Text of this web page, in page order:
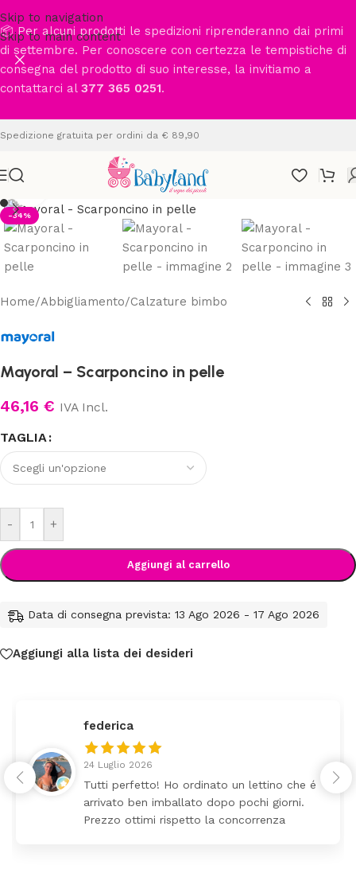
Skip to navigation
Skip to main content
📦 Per alcuni prodotti le spedizioni riprenderanno dai primi
di settembre. Per conoscere con certezza le tempistiche di
consegna del prodotto di suo interesse, la invitiamo a
contattarci al 377 365 0251.
Spedizione gratuita per ordini da € 89,90
-34%
Clicca per ingrandire
Home/Abbigliamento/Calzature bimbo
Mayoral – Scarponcino in pelle
46,16 € IVA Incl.
TAGLIA
- +
Aggiungi al carrello
Data di consegna prevista: 13 Ago 2026 - 17 Ago 2026
Aggiungi alla lista dei desideri
federica
24 Luglio 2026
Tutti perfetto! Ho ordinato un lettino che é
arrivato ben imballato dopo pochi giorni.
Prezzo ottimi rispetto la concorrenza